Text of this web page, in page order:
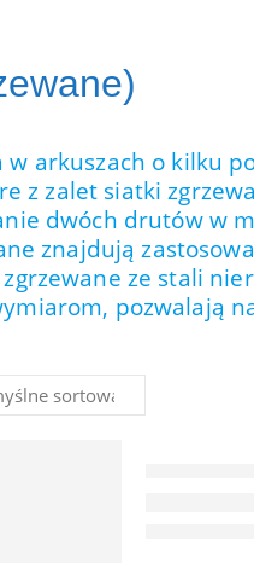
arkuszach o kilku
z zalet siatki
dwóch drutów w
znajdują
ze stali
pozwalają